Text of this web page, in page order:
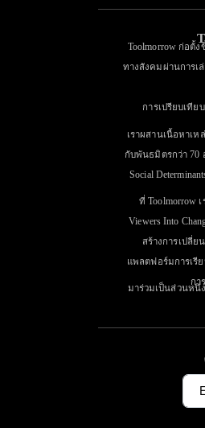
Toolmorrow ก่อตั้
ทางสังคมผ่านการเ
การเปรียบเที
เราผสานเนื้อหาเ
กับพันธมิตรกว่า 70
Social
ที่ Toolmorrow
Viewers Into
สร้างการเปลี่
แพลตฟอร์มการเรี
กา
มาร่วมเป็นส่วนหนึ่